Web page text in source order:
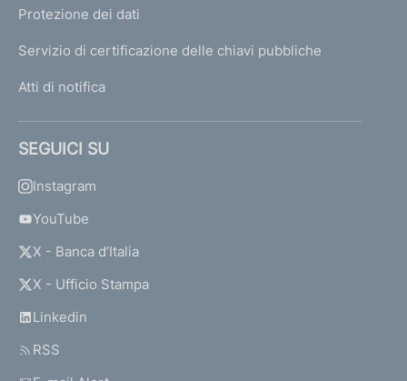
Protezione dei dati
Servizio di certificazione delle chiavi pubbliche
Atti di notifica
SEGUICI SU
Instagram
YouTube
X - Banca d’Italia
X - Ufficio Stampa
Linkedin
RSS